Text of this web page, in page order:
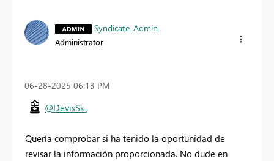
Syndicate_Admin
Administrator
‎06-28-2025 06:13 PM
@DevisSs ,
Quería comprobar si ha tenido la oportunidad de
revisar la información proporcionada. No dude en